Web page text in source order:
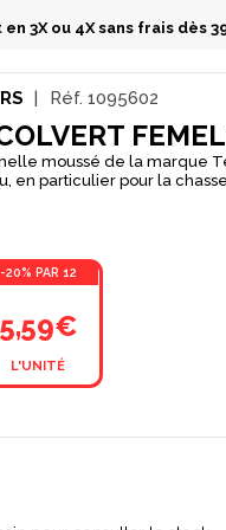
3X ou 4X sans frais dès
Réf. 1095602
moussé de la marque
pour la chasse du canard. Conçu pour
se distingue par son
stabilité dans l'eau. L'appelant colvert mâle est
de canards
-20% PAR 12
5,59€
L'UNITÉ